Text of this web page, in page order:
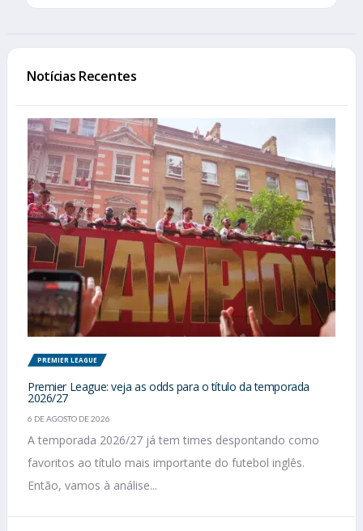
Notícias Recentes
PREMIER LEAGUE
Premier League: veja as odds para o título da temporada
2026/27
6 DE AGOSTO DE 2026
A temporada 2026/27 já tem times despontando como
favoritos ao título mais importante do futebol inglês.
Então, vamos à análise...